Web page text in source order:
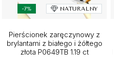
-7% NATURALNY
Pierścionek zaręczynowy z
brylantami z białego i żółtego
złota P0649TB 1.19 ct